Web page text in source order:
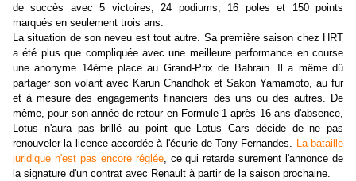
de succès avec 5 victoires, 24 podiums, 16 poles et 150 points
marqués en seulement trois ans.
La situation de son neveu est tout autre. Sa première saison chez HRT
a été plus que compliquée avec une meilleure performance en course
une anonyme 14ème place au Grand-Prix de Bahrain. Il a même dû
partager son volant avec Karun Chandhok et Sakon Yamamoto, au fur
et à mesure des engagements financiers des uns ou des autres. De
même, pour son année de retour en Formule 1 après 16 ans d'absence,
Lotus n'aura pas brillé au point que Lotus Cars décide de ne pas
renouveler la licence accordée à l'écurie de Tony Fernandes. La bataille
juridique n'est pas encore réglée, ce qui retarde surement l'annonce de
la signature d'un contrat avec Renault à partir de la saison prochaine.